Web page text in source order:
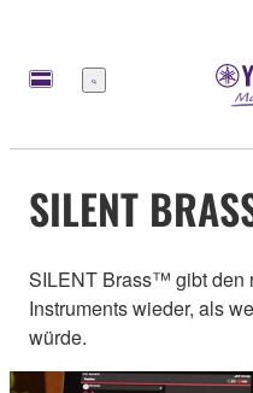
Menü
SILENT
SILENT Brass™ gibt den
Instruments wieder, als
würde.